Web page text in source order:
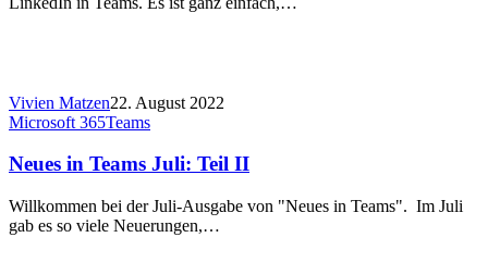
Vivien Matzen22. August 2022
Microsoft 365Teams
Neues in Teams Juli: Teil II
Willkommen bei der Juli-Ausgabe von "Neues in Teams". Im Juli
gab es so viele Neuerungen,…